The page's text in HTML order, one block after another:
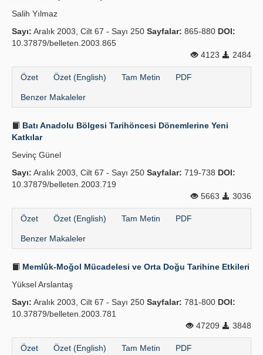
Salih Yılmaz
Sayı: Aralık 2003, Cilt 67 - Sayı 250 Sayfalar: 865-880 DOI:
10.37879/belleten.2003.865
4123
2484
Özet Özet (English) Tam Metin PDF
Benzer Makaleler
Batı Anadolu Bölgesi Tarihöncesi Dönemlerine Yeni
Katkılar
Sevinç Günel
Sayı: Aralık 2003, Cilt 67 - Sayı 250 Sayfalar: 719-738 DOI:
10.37879/belleten.2003.719
5663
3036
Özet Özet (English) Tam Metin PDF
Benzer Makaleler
Memlûk-Moğol Mücadelesi ve Orta Doğu Tarihine Etkileri
Yüksel Arslantaş
Sayı: Aralık 2003, Cilt 67 - Sayı 250 Sayfalar: 781-800 DOI:
10.37879/belleten.2003.781
47209
3848
Özet Özet (English) Tam Metin PDF